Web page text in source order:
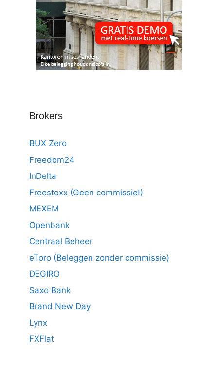
Brokers
BUX Zero
Freedom24
InDelta
Freestoxx (Geen commissie!)
MEXEM
Openbank
Centraal Beheer
eToro (Beleggen zonder commissie)
DEGIRO
Saxo Bank
Brand New Day
Lynx
FXFlat